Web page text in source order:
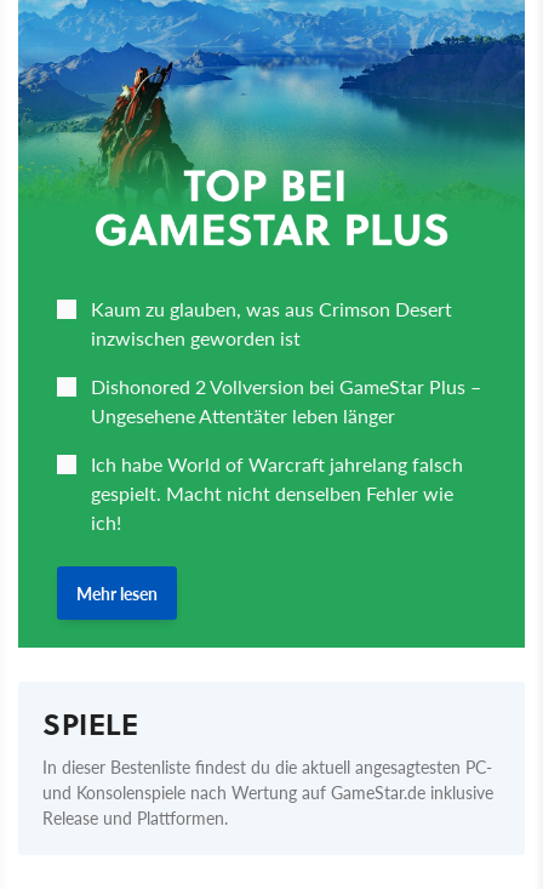
SPIELE
In dieser Bestenliste findest du die aktuell angesagtesten PC-
und Konsolenspiele nach Wertung auf GameStar.de inklusive
Release und Plattformen.